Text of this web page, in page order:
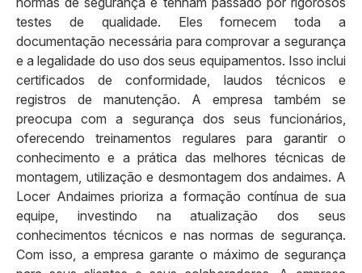
testes de qualidade. Eles fornecem toda a
documentação necessária para comprovar a segurança
e a legalidade do uso dos seus equipamentos. Isso inclui
certificados de conformidade, laudos técnicos e
registros de manutenção. A empresa também se
preocupa com a segurança dos seus funcionários,
oferecendo treinamentos regulares para garantir o
conhecimento e a prática das melhores técnicas de
montagem, utilização e desmontagem dos andaimes. A
Locer Andaimes prioriza a formação contínua de sua
equipe, investindo na atualização dos seus
conhecimentos técnicos e nas normas de segurança.
Com isso, a empresa garante o máximo de segurança